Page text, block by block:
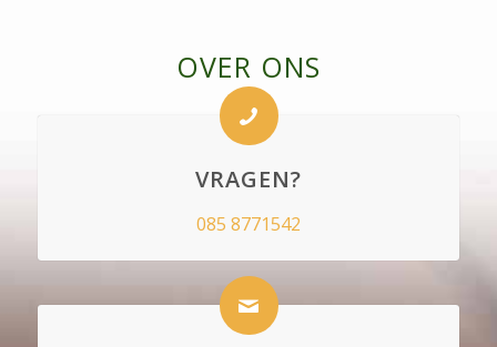
OVER ONS
VRAGEN?
085 8771542